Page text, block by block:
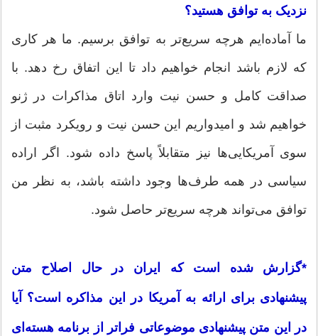
نزدیک به توافق هستید؟
ما آماده‌ایم هرچه سریع‌تر به توافق برسیم. ما هر کاری
که لازم باشد انجام خواهیم داد تا این اتفاق رخ دهد. با
صداقت کامل و حسن نیت وارد اتاق مذاکرات در ژنو
خواهیم شد و امیدواریم این حسن نیت و رویکرد مثبت از
سوی آمریکایی‌ها نیز متقابلاً پاسخ داده شود. اگر اراده
سیاسی در همه طرف‌ها وجود داشته باشد، به نظر من
توافق می‌تواند هرچه سریع‌تر حاصل شود.
*گزارش شده است که ایران در حال اصلاح متن
پیشنهادی برای ارائه به آمریکا در این مذاکره است؟ آیا
در این متن پیشنهادی موضوعاتی فراتر از برنامه هسته‌ای